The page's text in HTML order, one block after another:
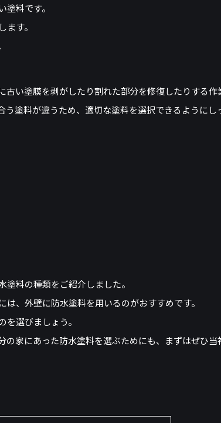
料です。
す。
い塗膜を剥がしたり割れた部分を修復したりする作
う塗料が違うため、適切な塗料を選択できるようにし
料の種類をご紹介しました。
、外壁に防水塗料を用いるのがおすすめです。
選びましょう。
家にあった防水塗料を選ぶためにも、まずはぜひ当